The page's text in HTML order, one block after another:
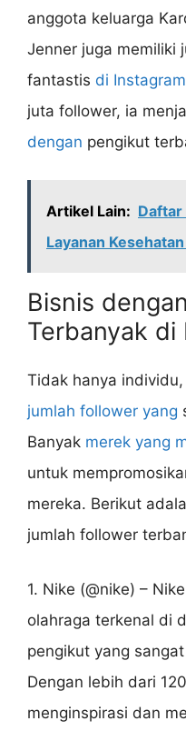
anggota keluarga
Jenner juga memiliki
fantastis di Instagram
juta follower, ia
dengan pengikut
Artikel Lain: Daftar
Layanan
Bisnis
Terbanyak di
Tidak hanya
jumlah follower yang
Banyak merek yang
untuk
mereka. Berikut
jumlah follower
1. Nike (@nike) –
olahraga terkenal di
pengikut yang
Dengan lebih dari
menginspirasi dan